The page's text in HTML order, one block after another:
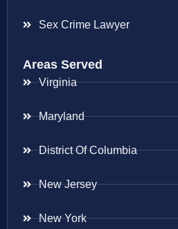
Sex Crime Lawyer
Areas Served
Virginia
Maryland
District Of Columbia
New Jersey
New York